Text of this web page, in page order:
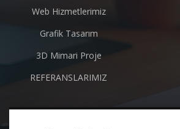
Web Hizmetlerimiz
Grafik Tasarım
3D Mimari Proje
REFERANSLARIMIZ